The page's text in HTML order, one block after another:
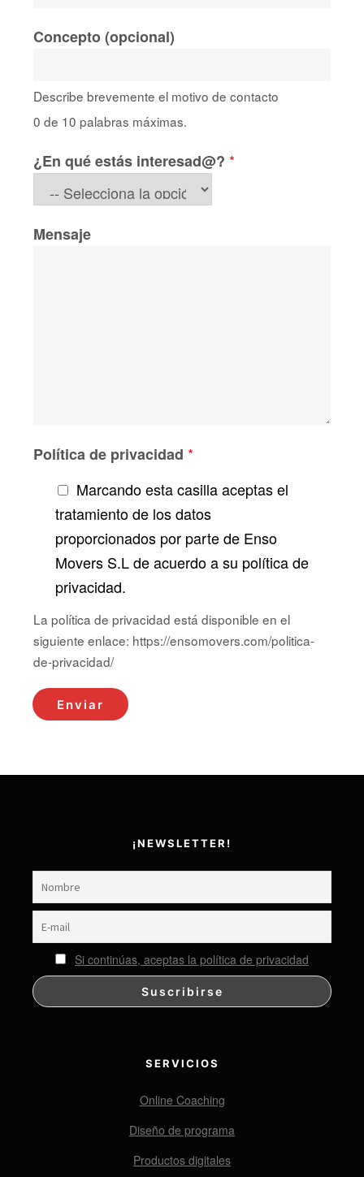
Concepto (opcional)
Describe brevemente el motivo de contacto
0 de 10 palabras máximas.
¿En qué estás interesad@? *
Mensaje
Política de privacidad *
Marcando esta casilla aceptas el
tratamiento de los datos
proporcionados por parte de Enso
Movers S.L de acuerdo a su política de
privacidad.
La política de privacidad está disponible en el
siguiente enlace: https://ensomovers.com/politica-
de-privacidad/
Enviar
¡NEWSLETTER!
Si continúas, aceptas la política de privacidad
SERVICIOS
Online Coaching
Diseño de programa
Productos digitales